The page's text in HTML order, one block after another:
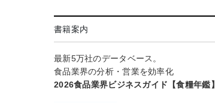
書籍案内
最新5万社のデータベース。
食品業界の分析・営業を効率化
2026食品業界ビジネスガイド【食糧年鑑】